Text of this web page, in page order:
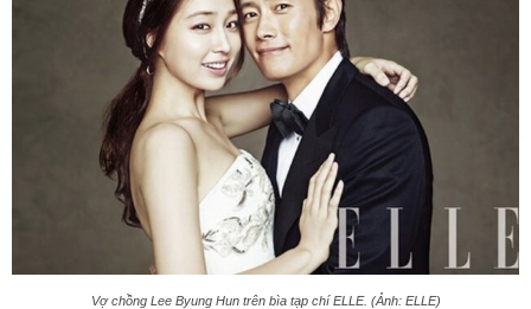
Vợ chồng Lee Byung Hun trên bìa tạp chí ELLE. (Ảnh: ELLE)